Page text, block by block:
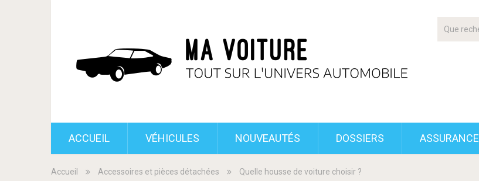
ACCUEIL VÉHICULES NOUVEAUTÉS DOSSIERS ASSURANCE
Accueil Accessoires et pièces détachées Quelle housse de voiture choisir ?